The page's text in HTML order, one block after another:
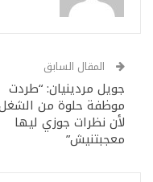
المقال السابق
جويل مردينيان: “طردت
موظفة حلوة من
لأن نظرات جوزي ليها
معجبتنيش”